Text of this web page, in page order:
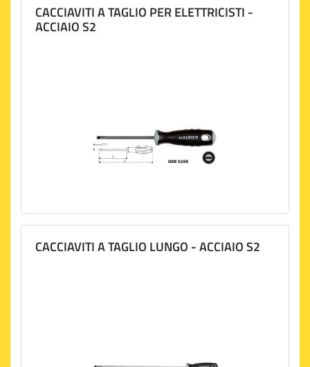
CACCIAVITI A TAGLIO PER ELETTRICISTI -
ACCIAIO S2
CACCIAVITI A TAGLIO LUNGO - ACCIAIO S2